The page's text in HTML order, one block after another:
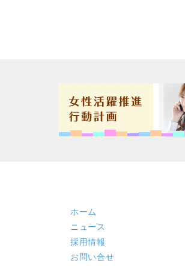
ホーム
ニュース
採用情報
お問い合せ